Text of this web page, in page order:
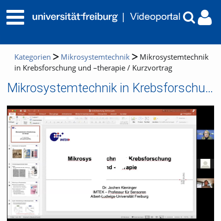
Kategorien Mikrosystemtechnik
Mikrosystemtechnik
in Krebsforschung und –therapie / Kurzvortrag
Mikrosystemtechnik in Krebsforschung und –therapie / Kurzvortrag